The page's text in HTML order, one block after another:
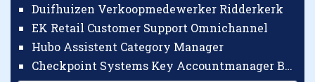
Duifhuizen Verkoopmedewerker Ridderkerk
EK Retail Customer Support Omnichannel
Hubo Assistent Category Manager
Checkpoint Systems Key Accountmanager Benelux